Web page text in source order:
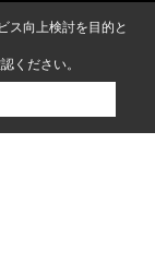
ス向上検討を目的と
ください。